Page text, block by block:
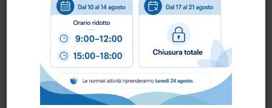
Assenti : cloruri e fosfati
Spessore : mm 0,05 – 0,07
Tempo di assorbimento : +/- 10 secondi
Tolleranza sui valori : +/- 5-10%n1183 POMIL
-strofinaccio uso persona- poliestere e
viscosa- microforato- gr/mq.50- 1100 fogli